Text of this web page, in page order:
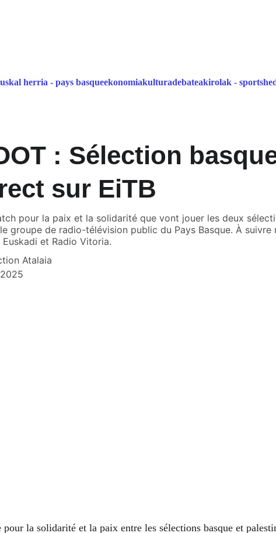
herria - pays basqueekonomiakulturadebateakirolak - sports
: Sélection
sur EiTB
pour la paix et la solidarité que vont jouer les deux
groupe de radio-télévision public du Pays Basque. À suivre
Euskadi et Radio Vitoria.
Atalaia
pour la solidarité et la paix entre les sélections basque et